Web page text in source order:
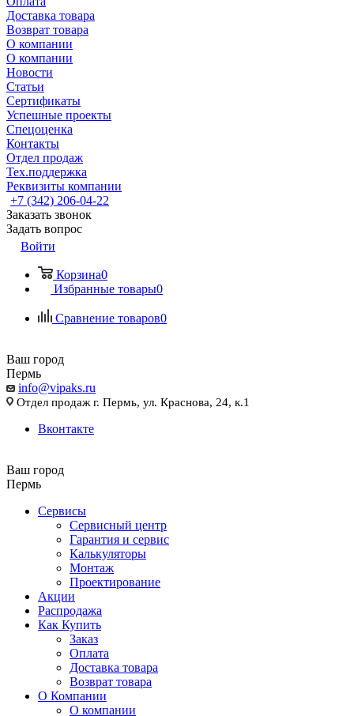
Доставка товара
Возврат товара
О компании
О компании
Новости
Статьи
Сертификаты
Успешные проекты
Спецоценка
Контакты
Отдел продаж
Тех.поддержка
Реквизиты компании
+7 (342) 206-04-22
Заказать звонок
Задать вопрос
Войти
Корзина0
Избранные товары0
Сравнение товаров0
Ваш город
Пермь
info@vipaks.ru
Отдел продаж г. Пермь, ул. Краснова, 24, к.1
Вконтакте
Ваш город
Пермь
Сервисы
Сервисный центр
Гарантия и сервис
Калькуляторы
Монтаж
Проектирование
Акции
Распродажа
Как Купить
Заказ
Оплата
Доставка товара
Возврат товара
О Компании
О компании